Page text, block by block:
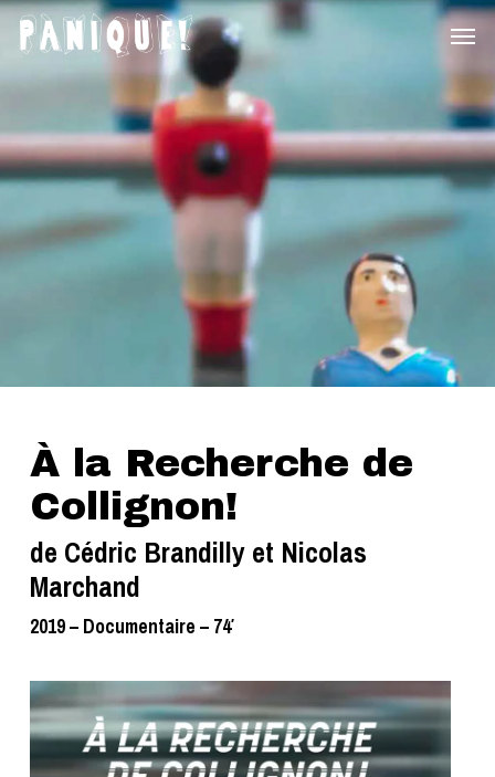
Skip
Menu
À la Recherche de
Collignon!
de Cédric Brandilly et Nicolas
Marchand
2019 – Documentaire – 74′